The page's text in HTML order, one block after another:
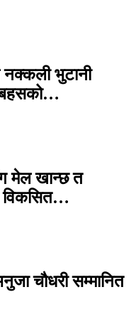
भुटानी
बहसको…
मेल खान्छ त
विकसित…
चौधरी सम्मानित